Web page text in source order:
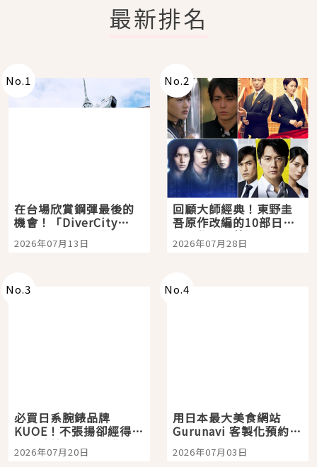
最新排名
No.1
在台場欣賞鋼彈最後的
機會！「DiverCity
Tokyo Plaza」搭船、
購物、美食及夜景，一
2026年07月13日
No.2
回顧大師經典！東野圭
吾原作改編的10部日本
影視作品推薦
2026年07月28日
No.3
必買日系腕錶品牌
KUOE！不張揚卻經得起
時間洗鍊的經典之作五
選
2026年07月20日
No.4
用日本最大美食網站
Gurunavi 客製化預約九
大都市餐廳，打造專屬
美食體驗！
2026年07月03日